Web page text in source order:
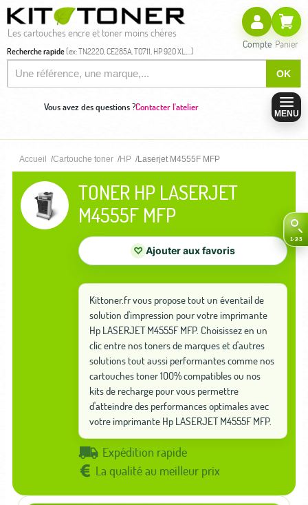
Les cartouches encre et toner moins chères
Recherche rapide(ex: TN2220, CE285A, T0711, HP 920 XL,...)
OK
Compte Panier
Vous avez des questions ?Contacter l'atelier
MENU
Accueil Cartouche toner HP Laserjet M4555F MFP
TONER HP LASERJET
M4555F MFP
♡ Ajouter aux favoris
Kittoner.fr vous propose tout un éventail de
solution d'impression pour votre imprimante
Hp LASERJET M4555F MFP. Choisissez en un
clic entre nos toners de marques et d'autres
solutions tout aussi performantes comme nos
cartouches toner 100% compatibles ou nos
kits de recharge pour vous permettre
d'atteindre des performances optimales avec
votre imprimante Hp LASERJET M4555F MFP.
Expédition rapide
La qualité au meilleur prix